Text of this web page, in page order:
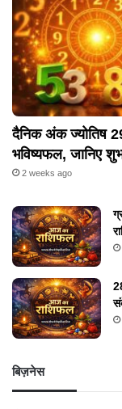
दैनिक अंक ज्योतिष
भविष्यफल, जानिए
2 weeks ago
बिज़नेस